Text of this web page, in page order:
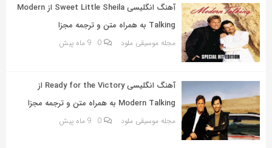
آهنگ انگلیسی Sweet Little Sheila از Modern
Talking به همراه متن و ترجمه مجزا
مجله موسیقی ملود 0 9 ماه پیش
آهنگ انگلیسی Ready for the Victory از
Modern Talking به همراه متن و ترجمه مجزا
مجله موسیقی ملود 0 9 ماه پیش